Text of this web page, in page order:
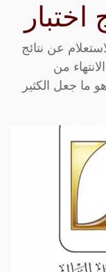
اختبار
عن نتائج
من
ما جعل الكثير